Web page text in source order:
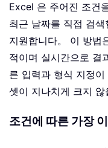
Excel 은 주어진 조건
최근 날짜를 직접 검
지원합니다。 이 방법
적이며 실시간으로 결
른 입력과 형식 지정
셋이 지나치게 크지 않
조건에 따른 가장